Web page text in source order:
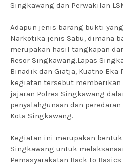
Singkawang dan Perwakilan
Adapun jenis barang bukti
Narkotika jenis Sabu, dimana
merupakan hasil tangkapan
Resor Singkawang.Lapas
Binadik dan Giatja, Kuatno Eka
kegiatan tersebut
jajaran Polres Singkawang
penyalahgunaan dan
Kota Singkawang.
Kegiatan ini merupakan
Singkawang untuk
Pemasyarakatan Back to